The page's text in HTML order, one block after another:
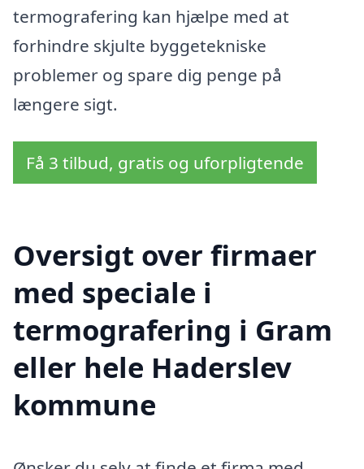
termografering kan hjælpe med at
forhindre skjulte byggetekniske
problemer og spare dig penge på
længere sigt.
Få 3 tilbud, gratis og uforpligtende
Oversigt over firmaer
med speciale i
termografering i Gram
eller hele Haderslev
kommune